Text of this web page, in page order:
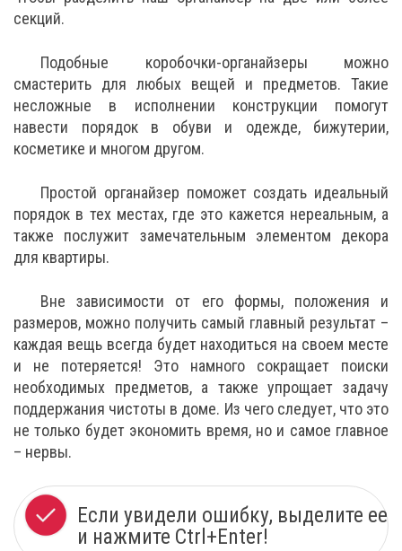
секций.
Подобные коробочки-органайзеры можно
смастерить для любых вещей и предметов. Такие
несложные в исполнении конструкции помогут
навести порядок в обуви и одежде, бижутерии,
косметике и многом другом.
Простой органайзер поможет создать идеальный
порядок в тех местах, где это кажется нереальным, а
также послужит замечательным элементом декора
для квартиры.
Вне зависимости от его формы, положения и
размеров, можно получить самый главный результат –
каждая вещь всегда будет находиться на своем месте
и не потеряется! Это намного сокращает поиски
необходимых предметов, а также упрощает задачу
поддержания чистоты в доме. Из чего следует, что это
не только будет экономить время, но и самое главное
– нервы.
Если увидели ошибку, выделите ее
и нажмите Ctrl+Enter!